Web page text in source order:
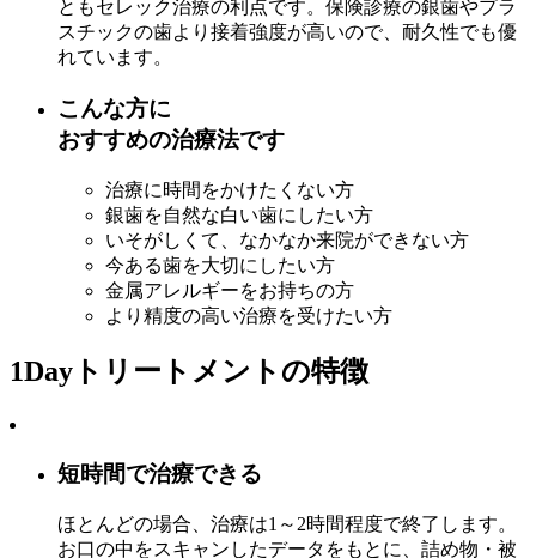
ともセレック治療の利点です。保険診療の銀歯やプラ
スチックの歯より接着強度が高いので、耐久性でも優
れています。
こんな方に
おすすめの治療法です
治療に時間をかけたくない方
銀歯を自然な白い歯にしたい方
いそがしくて、なかなか来院ができない方
今ある歯を大切にしたい方
金属アレルギーをお持ちの方
より精度の高い治療を受けたい方
1Dayトリートメントの特徴
短時間で治療できる
ほとんどの場合、治療は1～2時間程度で終了します。
お口の中をスキャンしたデータをもとに、詰め物・被